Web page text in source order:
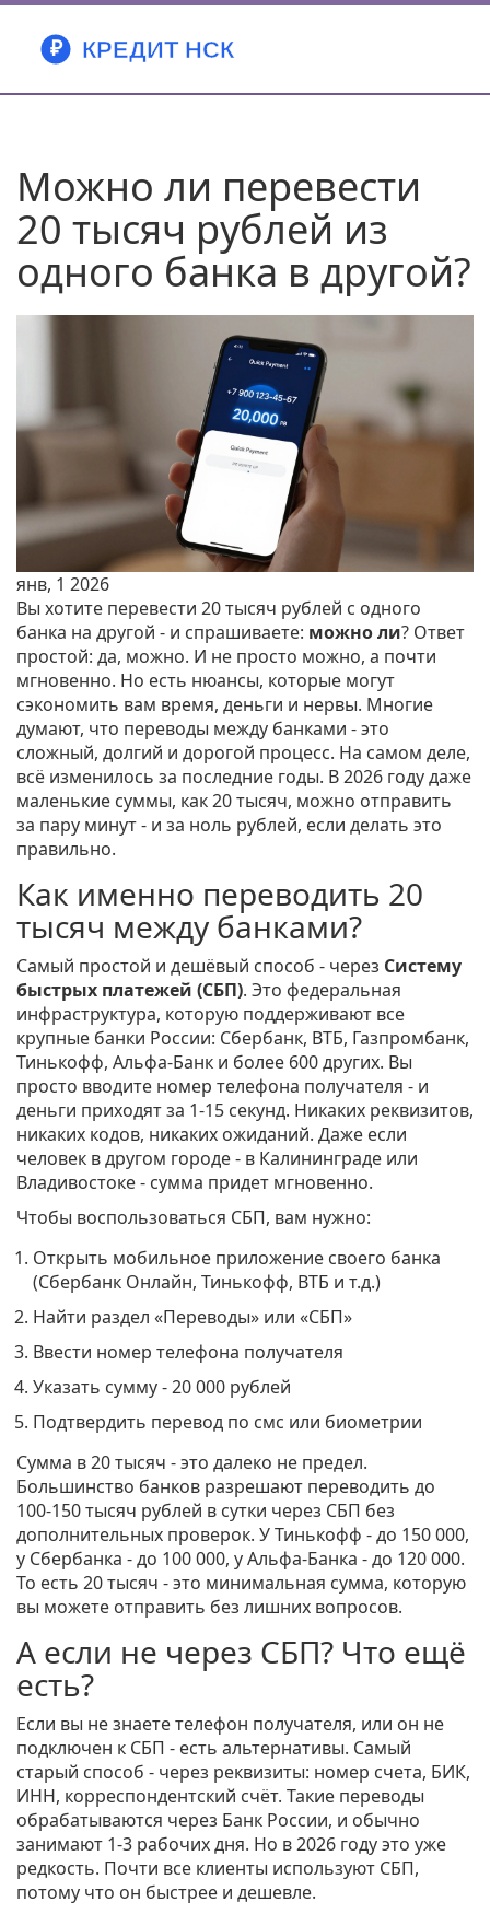
Можно ли перевести
20 тысяч рублей из
одного банка в другой?
янв, 1 2026
Вы хотите перевести 20 тысяч рублей с одного
банка на другой - и спрашиваете: можно ли? Ответ
простой: да, можно. И не просто можно, а почти
мгновенно. Но есть нюансы, которые могут
сэкономить вам время, деньги и нервы. Многие
думают, что переводы между банками - это
сложный, долгий и дорогой процесс. На самом деле,
всё изменилось за последние годы. В 2026 году даже
маленькие суммы, как 20 тысяч, можно отправить
за пару минут - и за ноль рублей, если делать это
правильно.
Как именно переводить 20
тысяч между банками?
Самый простой и дешёвый способ - через Систему
быстрых платежей (СБП). Это федеральная
инфраструктура, которую поддерживают все
крупные банки России: Сбербанк, ВТБ, Газпромбанк,
Тинькофф, Альфа-Банк и более 600 других. Вы
просто вводите номер телефона получателя - и
деньги приходят за 1-15 секунд. Никаких реквизитов,
никаких кодов, никаких ожиданий. Даже если
человек в другом городе - в Калининграде или
Владивостоке - сумма придет мгновенно.
Чтобы воспользоваться СБП, вам нужно:
Открыть мобильное приложение своего банка
(Сбербанк Онлайн, Тинькофф, ВТБ и т.д.)
Найти раздел «Переводы» или «СБП»
Ввести номер телефона получателя
Указать сумму - 20 000 рублей
Подтвердить перевод по смс или биометрии
Сумма в 20 тысяч - это далеко не предел.
Большинство банков разрешают переводить до
100-150 тысяч рублей в сутки через СБП без
дополнительных проверок. У Тинькофф - до 150 000,
у Сбербанка - до 100 000, у Альфа-Банка - до 120 000.
То есть 20 тысяч - это минимальная сумма, которую
вы можете отправить без лишних вопросов.
А если не через СБП? Что ещё
есть?
Если вы не знаете телефон получателя, или он не
подключен к СБП - есть альтернативы. Самый
старый способ - через реквизиты: номер счета, БИК,
ИНН, корреспондентский счёт. Такие переводы
обрабатываются через Банк России, и обычно
занимают 1-3 рабочих дня. Но в 2026 году это уже
редкость. Почти все клиенты используют СБП,
потому что он быстрее и дешевле.